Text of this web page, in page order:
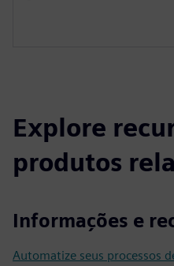
Explore
produtos
Informações e
Automatize seus processos